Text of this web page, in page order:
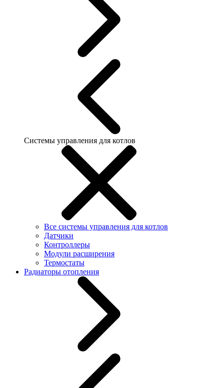
Системы управления для котлов
Все системы управления для котлов
Датчики
Контроллеры
Модули расширения
Термостаты
Радиаторы отопления